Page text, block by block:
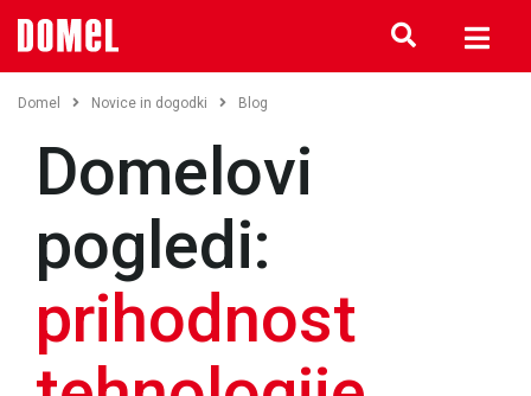
Domel Novice in dogodki Blog
Domelovi
pogledi:
prihodnost